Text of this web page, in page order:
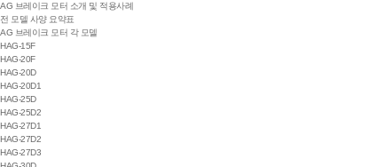
AG 브레이크 모터 소개 및 적용사례
전 모델 사양 요약표
AG 브레이크 모터 각 모델
HAG-15F
HAG-20F
HAG-20D
HAG-20D1
HAG-25D
HAG-25D2
HAG-27D1
HAG-27D2
HAG-27D3